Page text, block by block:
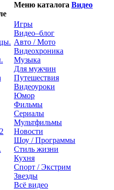
Меню каталога Видео
Игры
Видео–блог
Авто / Мото
Видеохроника
Музыка
Для мужчин
Путешествия
Видеоуроки
Юмор
Фильмы
Сериалы
Мультфильмы
Новости
Шоу / Программы
Стиль жизни
Кухня
Спорт / Экстрим
Звезды
Всё видео